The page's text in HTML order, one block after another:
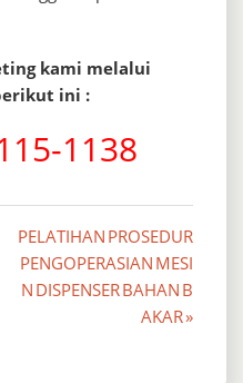
kami melalui
ini :
1138
PELATIHAN PROSEDUR
PENGOPERASIAN MESI
N DISPENSER BAHAN B
AKAR »